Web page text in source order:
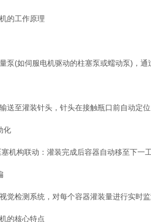
的工作原理‌
(如伺服电机驱动的柱塞泵或蠕动泵)，通
至灌装针头，针头在接触瓶口前自动定位
化‌
构联动：灌装完成后容器自动移至下一工
检测系统，对每个容器灌装量进行实时监
的核心特点‌